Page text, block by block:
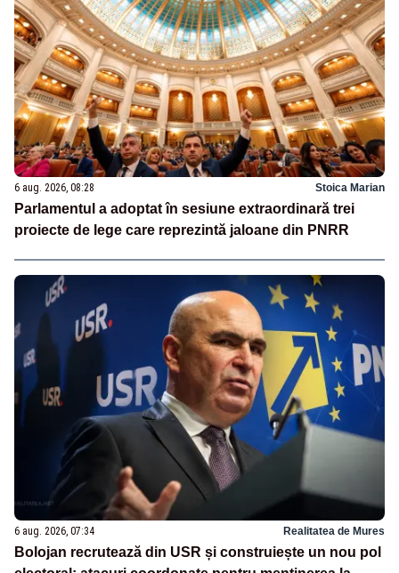
6 aug. 2026, 08:28 Stoica Marian
Parlamentul a adoptat în sesiune extraordinară trei
proiecte de lege care reprezintă jaloane din PNRR
6 aug. 2026, 07:34 Realitatea de Mures
Bolojan recrutează din USR și construiește un nou pol